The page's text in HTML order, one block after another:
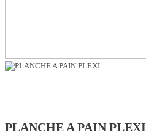
PLANCHE A PAIN PLEXI